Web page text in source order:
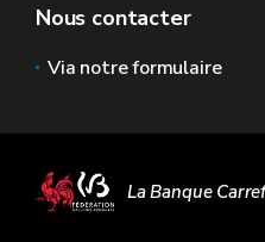
Nous contacter
Via notre formulaire
La Banque